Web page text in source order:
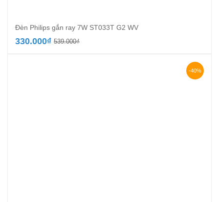
Đèn Philips gắn ray 7W ST033T G2 WV
539.000₫Giá
330.000₫
Giá
-40%